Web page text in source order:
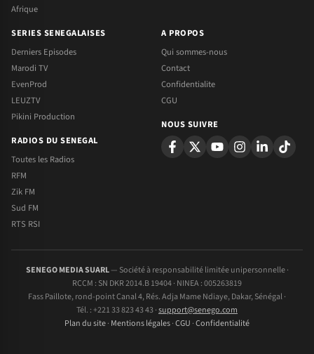
Afrique
SERIES SENEGALAISES
Derniers Episodes
Marodi TV
EvenProd
LEUZTV
Pikini Production
RADIOS DU SENEGAL
Toutes les Radios
RFM
Zik FM
Sud FM
RTS RSI
A PROPOS
Qui sommes-nous
Contact
Confidentialite
CGU
NOUS SUIVRE
SENEGO MEDIA SUARL— Société à responsabilité limitée unipersonnelle ·
RCCM : SN DKR 2014.B 19404 · NINEA : 005263819
Fass Paillote, rond-point Canal 4, Rés. Adja Mame Ndiaye, Dakar, Sénégal ·
Tél. : +221 33 823 43 43 ·support@senego.com
Plan du site· Mentions légales·CGU ·Confidentialité